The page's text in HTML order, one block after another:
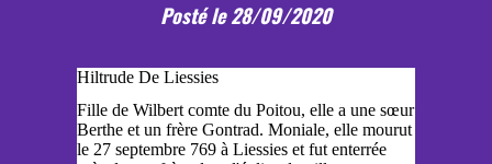
Posté le 28/09/2020
Hiltrude De Liessies
Fille de Wilbert comte du Poitou, elle a une sœur
Berthe et un frère Gontrad. Moniale, elle mourut
le 27 septembre 769 à Liessies et fut enterrée